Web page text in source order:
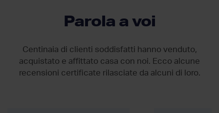
Parola a voi
Centinaia di clienti soddisfatti hanno venduto,
acquistato e affittato casa con noi. Ecco alcune
recensioni certificate rilasciate da alcuni di loro.